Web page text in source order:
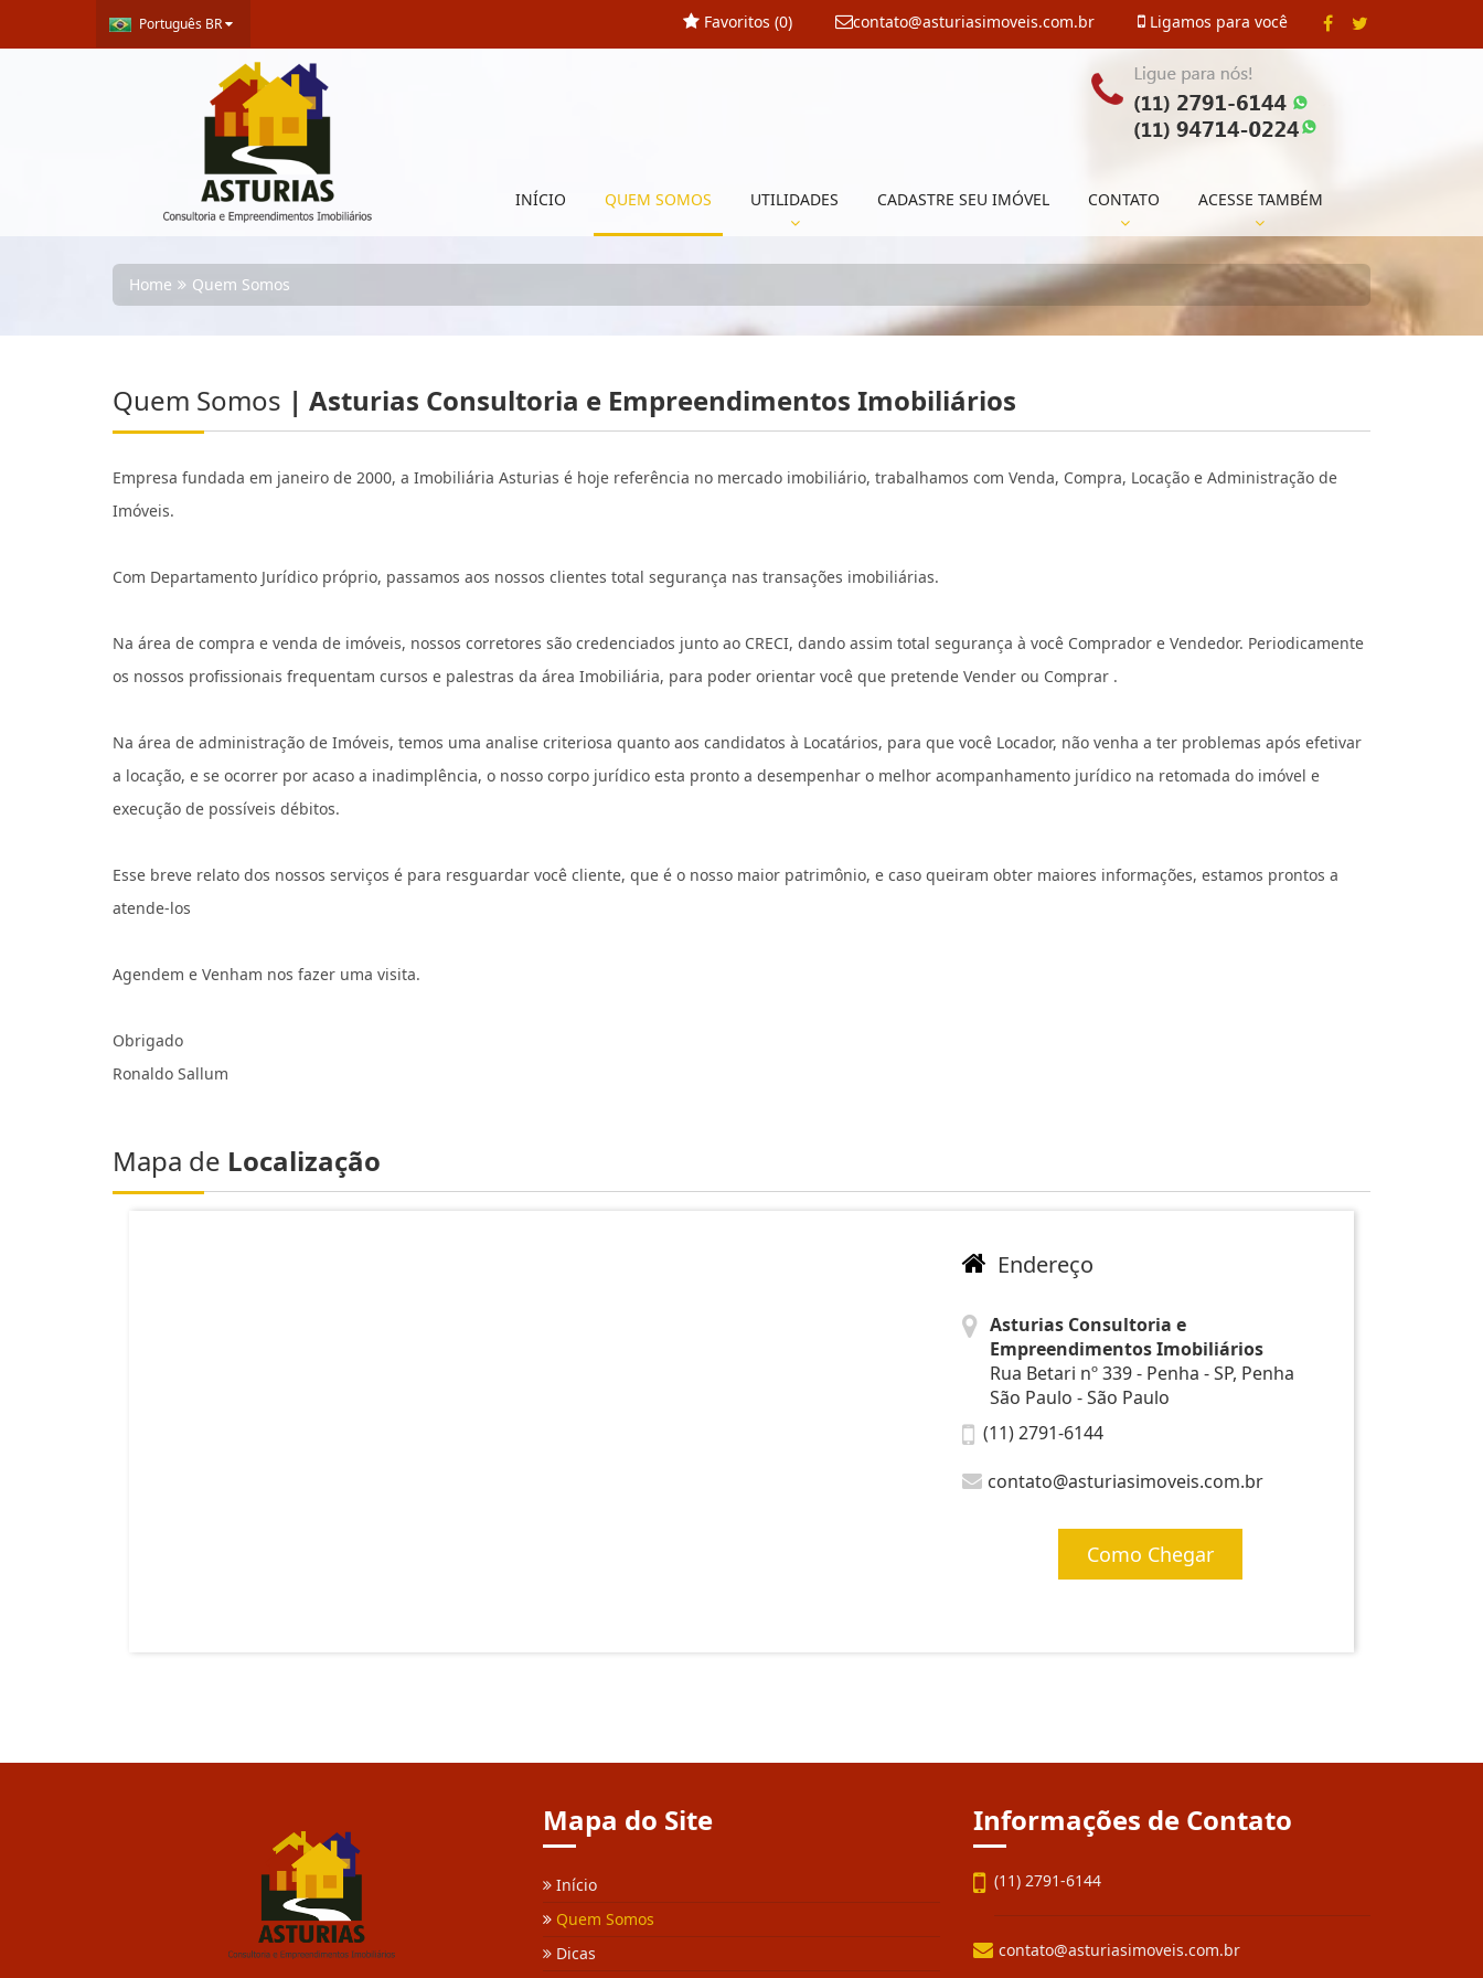
Português BR Ligamos para você
contato@asturiasimoveis.com.br
Favoritos (0)
INÍCIO QUEM SOMOS UTILIDADES CADASTRE SEU IMÓVEL CONTATO ACESSE TAMBÉM
Home Quem Somos
Quem Somos | Asturias Consultoria e Empreendimentos Imobiliários
Empresa fundada em janeiro de 2000, a Imobiliária Asturias é hoje referência no mercado imobiliário, trabalhamos com Venda, Compra, Locação e Administração de
Imóveis.
Com Departamento Jurídico próprio, passamos aos nossos clientes total segurança nas transações imobiliárias.
Na área de compra e venda de imóveis, nossos corretores são credenciados junto ao CRECI, dando assim total segurança à você Comprador e Vendedor. Periodicamente
os nossos profissionais frequentam cursos e palestras da área Imobiliária, para poder orientar você que pretende Vender ou Comprar .
Na área de administração de Imóveis, temos uma analise criteriosa quanto aos candidatos à Locatários, para que você Locador, não venha a ter problemas após efetivar
a locação, e se ocorrer por acaso a inadimplência, o nosso corpo jurídico esta pronto a desempenhar o melhor acompanhamento jurídico na retomada do imóvel e
execução de possíveis débitos.
Esse breve relato dos nossos serviços é para resguardar você cliente, que é o nosso maior patrimônio, e caso queiram obter maiores informações, estamos prontos a
atende-los
Agendem e Venham nos fazer uma visita.
Obrigado
Ronaldo Sallum
Mapa de Localização
Endereço
Asturias Consultoria e
Empreendimentos Imobiliários
Rua Betari nº 339 - Penha - SP, Penha
São Paulo - São Paulo
(11) 2791-6144
contato@asturiasimoveis.com.br
Como Chegar
Mapa do Site
Início
Quem Somos
Dicas
Informações de Contato
(11) 2791-6144
contato@asturiasimoveis.com.br